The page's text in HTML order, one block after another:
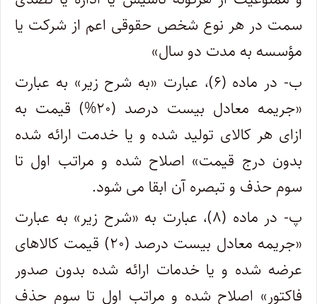
سمت در هر نوع شخص حقوقی اعم از شرکت یا
مؤسسه به مدت دو سال»
ب- در ماده (۶)، عبارت «به شرح زیر» به عبارت
«جریمه معادل بیست درصد (۲۰%) قیمت به
ازای هر کالای تولید شده و یا خدمت ارائه شده
بدون درج قیمت» اصلاح شده و مراتب اول تا
سوم حذف و تبصره آن ابقا می شود.
پ- در ماده (۸)، عبارت به «شرح زیر» به عبارت
«جریمه معادل بیست درصد (۲۰) قیمت کالاهای
عرضه شده و یا خدمات ارائه شده بدون صدور
فاکتور» اصلاح شده و مراتب اول تا سوم حذف